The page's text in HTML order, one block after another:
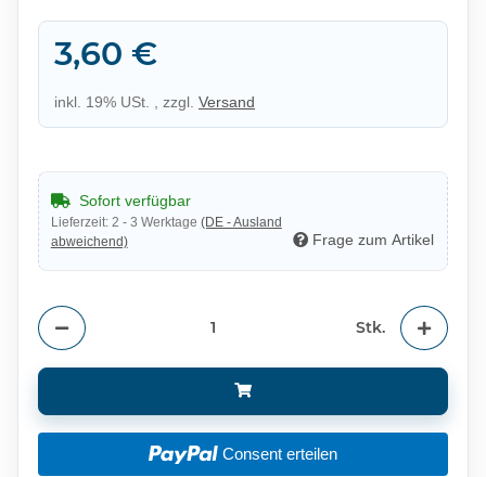
3,60 €
inkl. 19% USt. , zzgl. Versand
Sofort verfügbar
Lieferzeit: 2 - 3 Werktage (DE - Ausland
abweichend)
Frage zum Artikel
Stk.
Consent erteilen